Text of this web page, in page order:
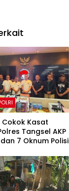
Cokok Kasat
Tangsel AKP
7 Oknum Polisi